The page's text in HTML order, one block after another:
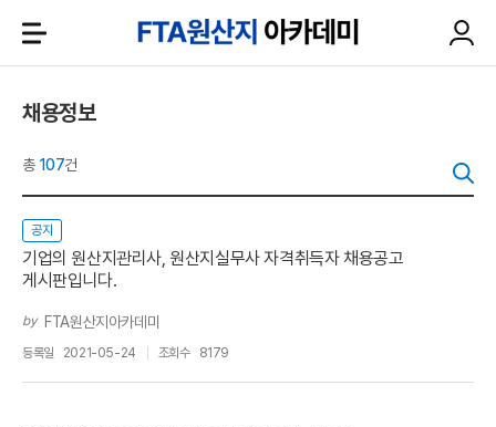
채용정보
총 107건
공지
기업의 원산지관리사, 원산지실무사 자격취득자 채용공고
게시판입니다.
by FTA원산지아카데미
등록일 2021-05-24 조회수 8179